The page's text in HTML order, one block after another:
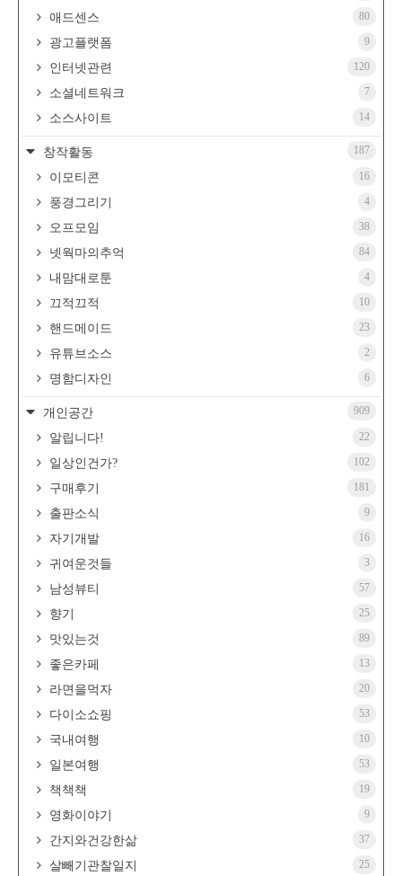
애드센스 80
광고플랫폼 9
인터넷관련 120
소셜네트워크 7
소스사이트 14
창작활동 187
이모티콘 16
풍경그리기 4
오프모임 38
넷웍마의추억 84
내맘대로툰 4
끄적끄적 10
핸드메이드 23
유튜브소스 2
명함디자인 6
개인공간 909
알립니다! 22
일상인건가? 102
구매후기 181
출판소식 9
자기개발 16
귀여운것들 3
남성뷰티 57
향기 25
맛있는것 89
좋은카페 13
라면을먹자 20
다이소쇼핑 53
국내여행 10
일본여행 53
책책책 19
영화이야기 9
간지와건강한삶 37
살빼기관찰일지 25